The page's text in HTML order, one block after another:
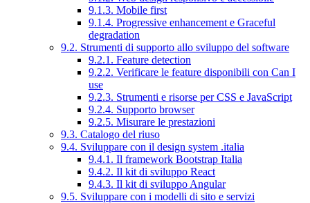
9.1.3. Mobile first
9.1.4. Progressive enhancement e Graceful
degradation
9.2. Strumenti di supporto allo sviluppo del software
9.2.1. Feature detection
9.2.2. Verificare le feature disponibili con Can I
use
9.2.3. Strumenti e risorse per CSS e JavaScript
9.2.4. Supporto browser
9.2.5. Misurare le prestazioni
9.3. Catalogo del riuso
9.4. Sviluppare con il design system .italia
9.4.1. Il framework Bootstrap Italia
9.4.2. Il kit di sviluppo React
9.4.3. Il kit di sviluppo Angular
9.5. Sviluppare con i modelli di sito e servizi